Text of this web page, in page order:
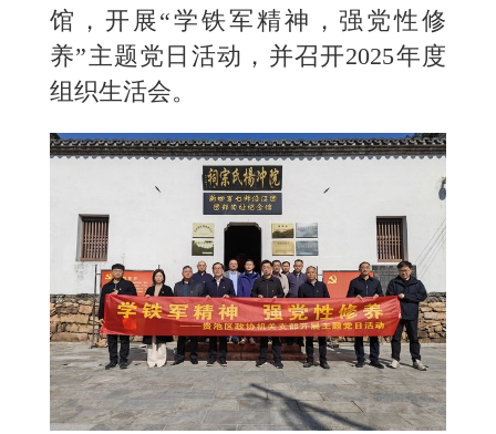
馆，开展“学铁军精神，强党性修
养”主题党日活动，并召开2025年度
组织生活会。